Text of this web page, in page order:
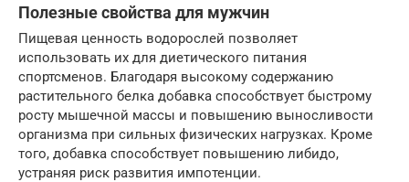
Полезные свойства для мужчин
Пищевая ценность водорослей позволяет
использовать их для диетического питания
спортсменов. Благодаря высокому содержанию
растительного белка добавка способствует быстрому
росту мышечной массы и повышению выносливости
организма при сильных физических нагрузках. Кроме
того, добавка способствует повышению либидо,
устраняя риск развития импотенции.